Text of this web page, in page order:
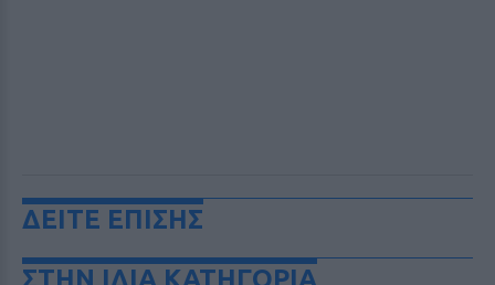
ΔΕΙΤΕ ΕΠΙΣΗΣ
ΣΤΗΝ ΙΔΙΑ ΚΑΤΗΓΟΡΙΑ